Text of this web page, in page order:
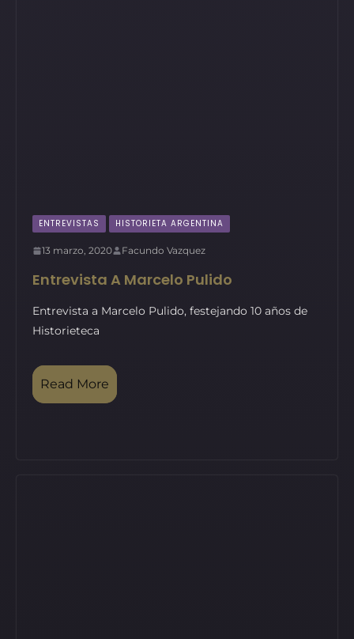
ENTREVISTAS HISTORIETA ARGENTINA
13 marzo, 2020 Facundo Vazquez
Entrevista A Marcelo Pulido
Entrevista a Marcelo Pulido, festejando 10 años de
Historieteca
Read More